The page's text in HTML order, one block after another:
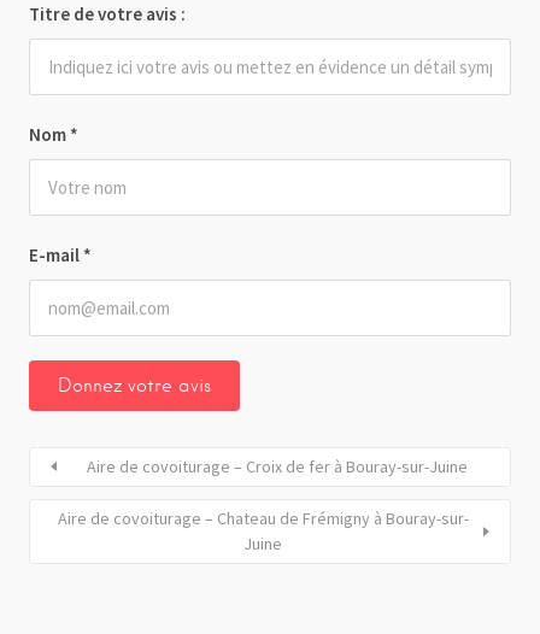
Nom *
E-mail *
Titre de votre avis :
Aire de covoiturage – Croix de fer à Bouray-sur-Juine
Aire de covoiturage – Chateau de Frémigny à Bouray-sur-
Juine